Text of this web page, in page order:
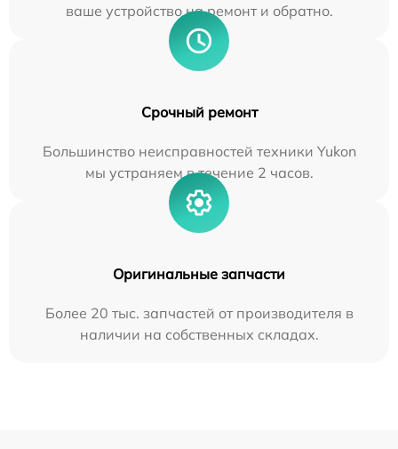
ваше устройство на ремонт и обратно.
Срочный ремонт
Большинство неисправностей техники Yukon
мы устраняем в течение 2 часов.
Оригинальные запчасти
Более 20 тыс. запчастей от производителя в
наличии на собственных складах.